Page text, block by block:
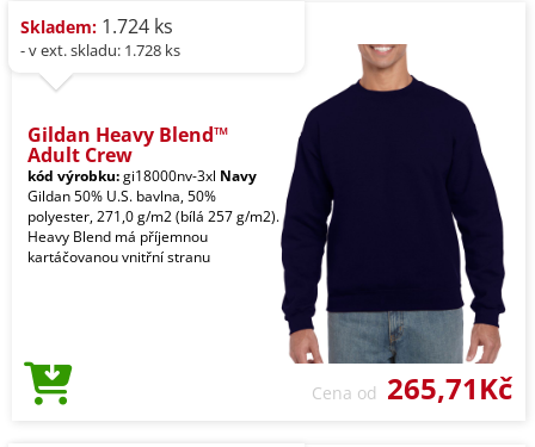
Skladem: 1.724 ks
- v ext. skladu: 1.728 ks
Gildan Heavy Blend™
Adult Crew
kód výrobku:gi18000nv-3xl Navy
Gildan 50% U.S. bavlna, 50%
polyester, 271,0 g/m2 (bílá 257 g/m2).
Heavy Blend má příjemnou
kartáčovanou vnitřní stranu
Cena od 265,71Kč